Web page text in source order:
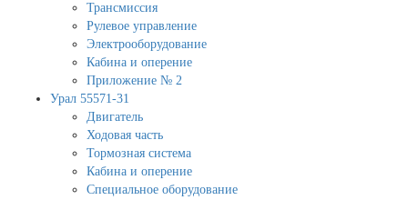
Трансмиссия
Рулевое управление
Электрооборудование
Кабина и оперение
Приложение № 2
Урал 55571-31
Двигатель
Ходовая часть
Тормозная система
Кабина и оперение
Специальное оборудование